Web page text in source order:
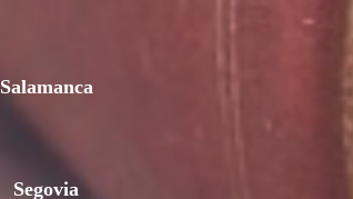
Salamanca
Segovia